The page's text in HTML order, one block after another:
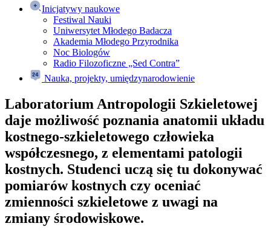
Inicjatywy naukowe
Festiwal Nauki
Uniwersytet Młodego Badacza
Akademia Młodego Przyrodnika
Noc Biologów
Radio Filozoficzne „Sed Contra”
Nauka, projekty, umiędzynarodowienie
Laboratorium Antropologii Szkieletowej
daje możliwość poznania anatomii układu
kostnego-szkieletowego człowieka
współczesnego, z elementami patologii
kostnych. Studenci uczą się tu dokonywać
pomiarów kostnych czy oceniać
zmienności szkieletowe z uwagi na
zmiany środowiskowe.